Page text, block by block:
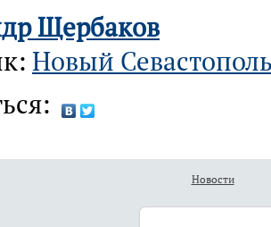
Щербаков
Новый
Новости